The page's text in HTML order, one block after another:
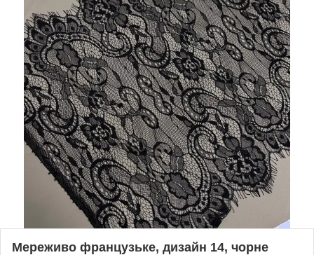
Мереживо французьке, дизайн 14, чорне